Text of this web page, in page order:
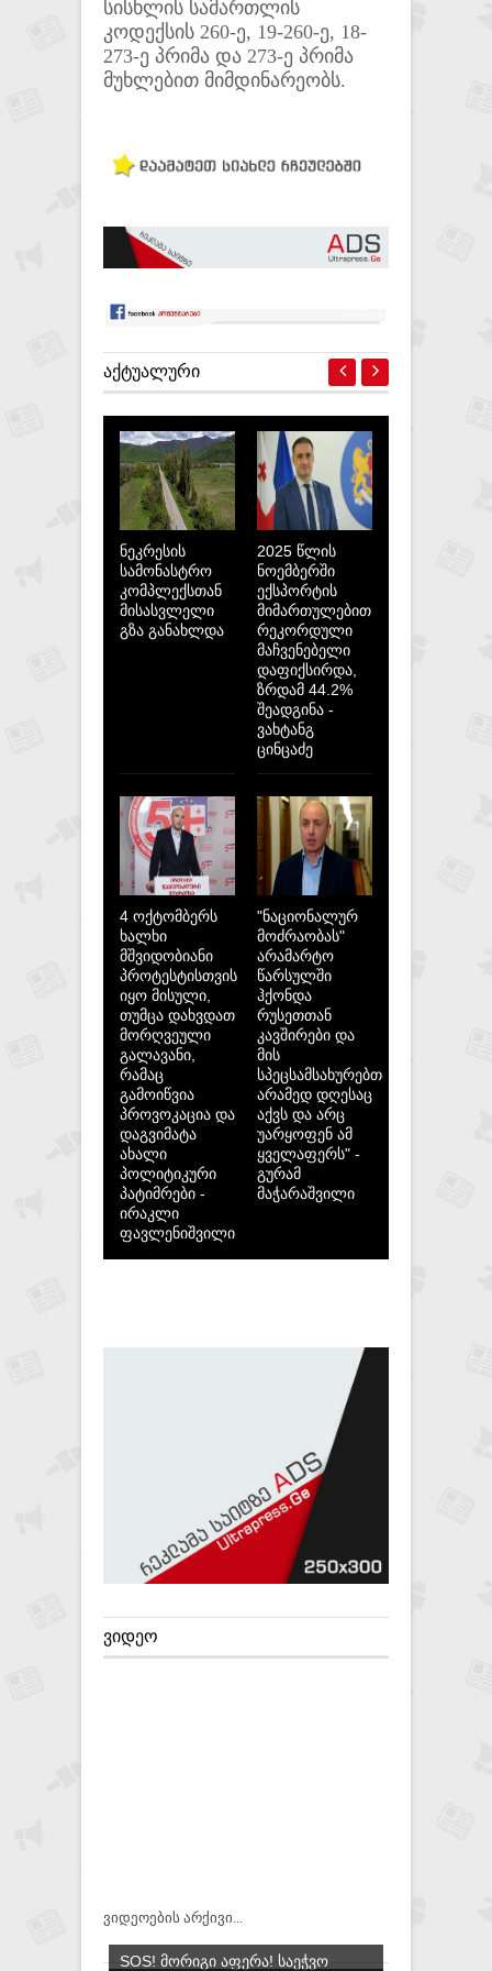
სისხლის სამართლის
კოდექსის 260-ე, 19-260-ე, 18-
273-ე პრიმა და 273-ე პრიმა
მუხლებით მიმდინარეობს.
ᲐᲥᲢᲣᲐᲚᲣᲠᲘ
ნეკრესის
სამონასტრო
კომპლექსთან
მისასვლელი
გზა განახლდა
2025 წლის
ნოემბერში
ექსპორტის
მიმართულებით
რეკორდული
მაჩვენებელი
დაფიქსირდა,
ზრდამ 44.2%
შეადგინა -
ვახტანგ
ცინცაძე
4 ოქტომბერს
ხალხი
მშვიდობიანი
პროტესტისთვის
იყო მისული,
თუმცა დახვდათ
მორღვეული
გალავანი,
რამაც
გამოიწვია
პროვოკაცია და
დაგვიმატა
ახალი
პოლიტიკური
პატიმრები -
ირაკლი
ფავლენიშვილი
"ნაციონალურ
მოძრაობას"
არამარტო
წარსულში
ჰქონდა
რუსეთთან
კავშირები და
მის
სპეცსამსახურებთან,
არამედ დღესაც
აქვს და არც
უარყოფენ ამ
ყველაფერს" -
გურამ
მაჭარაშვილი
ᲕᲘᲓᲔᲝ
ვიდეოების არქივი...
SOS! ᲛᲝᲠᲘᲒᲘ ᲐᲤᲔᲠᲐ! ᲡᲐᲔᲭᲕᲝ